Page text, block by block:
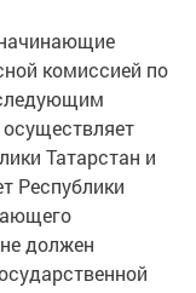
комиссией по
Татарстан и
Республики
должен